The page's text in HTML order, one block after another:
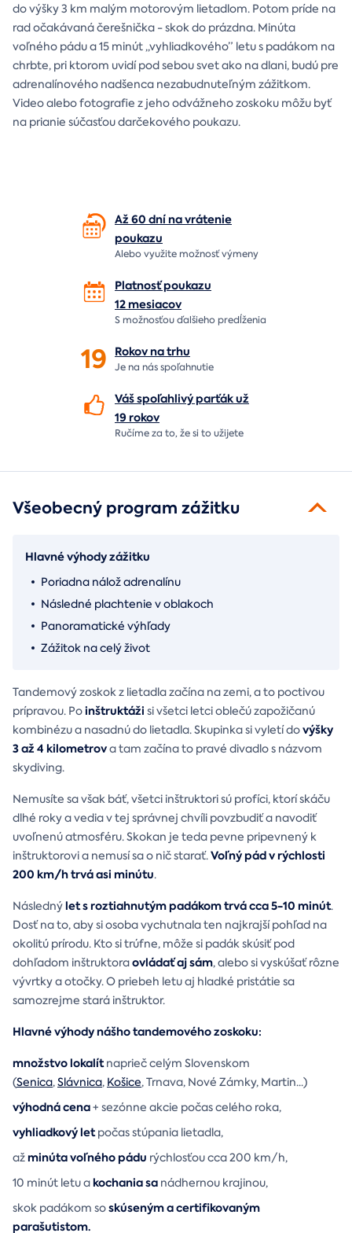
do výšky 3 km malým motorovým lietadlom. Potom príde na
rad očakávaná čerešnička - skok do prázdna. Minúta
voľného pádu a 15 minút ,,vyhliadkového” letu s padákom na
chrbte, pri ktorom uvidí pod sebou svet ako na dlani, budú pre
adrenalínového nadšenca nezabudnuteľným zážitkom.
Video alebo fotografie z jeho odvážneho zoskoku môžu byť
na prianie súčasťou darčekového poukazu.
Až 60 dní na vrátenie
poukazu
Alebo využite možnosť výmeny
Platnosť poukazu
12 mesiacov
S možnosťou ďalšieho predĺženia
19 Rokov natrhu
Je na násspoľahnutie
Váš spoľahlivý parťák už
19 rokov
Ručíme za to,že si to užijete
Všeobecný program zážitku
Hlavné výhody zážitku
Poriadna nálož adrenalínu
Následné plachtenie v oblakoch
Panoramatické výhľady
Zážitok na celý život
Tandemový zoskok z lietadla začína na zemi, a to poctivou
prípravou. Poinštruktáži si všetci letci oblečú zapožičanú
kombinézu a nasadnú do lietadla. Skupinka si vyletí dovýšky
3 až 4 kilometrova tam začína to pravé divadlo s názvom
skydiving.
Nemusíte sa však báť, všetci inštruktori sú profíci, ktorí skáču
dlhé roky a vedia v tej správnej chvíli povzbudiť a navodiť
uvoľnenú atmosféru. Skokan je teda pevne pripevnený k
inštruktorovi a nemusí sa o nič starať.Voľný pád v rýchlosti
200 km/h trvá asi minútu.
Následnýlet s roztiahnutým padákom trvá cca 5-10 minút.
Dosť na to, aby si osoba vychutnala ten najkrajší pohľad na
okolitú prírodu. Kto si trúfne, môže si padák skúsiť pod
dohľadom inštruktoraovládať aj sám, alebo si vyskúšať rôzne
vývrtky a otočky. O priebeh letu aj hladké pristátie sa
samozrejme stará inštruktor.
Hlavné výhody nášho tandemového zoskoku:
množstvo lokalítnaprieč celým Slovenskom
(Senica,Slávnica, Košice, Trnava, Nové Zámky, Martin...)
výhodná cena+ sezónne akcie počas celého roka,
vyhliadkový letpočas stúpania lietadla,
ažminúta voľného pádu rýchlosťou cca 200 km/h,
10 minút letu akochania sa nádhernou krajinou,
skok padákom soskúseným a certifikovaným
parašutistom.